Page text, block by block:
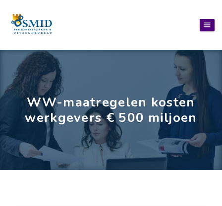
WW-maatregelen kosten
werkgevers € 500 miljoen